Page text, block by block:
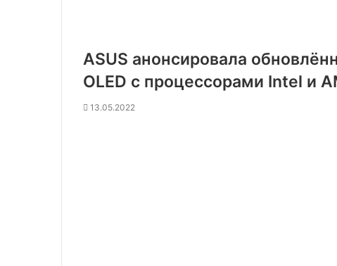
ASUS анонсировала
OLED с процессорами Intel и
13.05.2022